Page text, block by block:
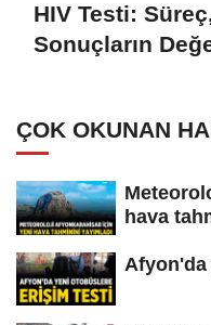
HIV Testi:
Sonuçların
ÇOK OKUNAN
hava